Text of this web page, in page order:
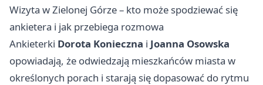
Wizyta w Zielonej Górze – kto może spodziewać się
ankietera i jak przebiega rozmowa
Ankieterki Dorota Konieczna i Joanna Osowska
opowiadają, że odwiedzają mieszkańców miasta w
określonych porach i starają się dopasować do rytmu